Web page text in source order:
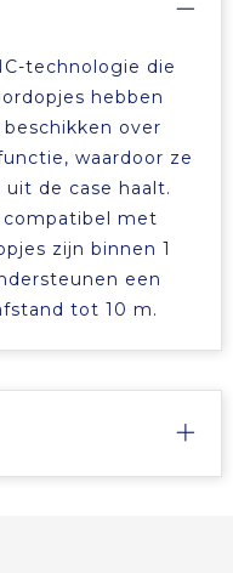
technologie die
hebben
over
waardoor ze
de case haalt.
compatibel met
zijn binnen 1
een
tot 10 m.